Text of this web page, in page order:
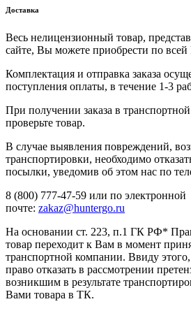
Доставка
Весь нелицензионный товар,
сайте, Вы можете приобрести по всей
Комплектация и отправка заказа
поступления оплаты, в течение 1-3
При получении заказа в
проверьте товар.
В случае выявления повреждений,
транспортировки, необходимо
посылки, уведомив об этом нас по
8 (800) 777-47-59 или по электронной
почте: zakaz@huntergo.ru
На основании ст. 223, п.1 ГК РФ*
товар переходит к Вам в момент
транспортной компании. Ввиду этого,
право отказать в рассмотрении
возникшим в результате
Вами товара в ТК.